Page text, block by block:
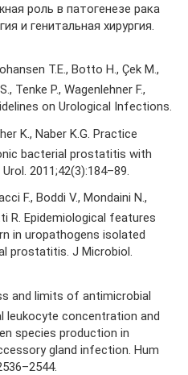
роль в патогенезе рака
и генитальная хирургия.
T.E., Botto H., Çek M.,
Tenke P., Wagenlehner F.,
on Urological Infections.
K., Naber K.G. Practice
bacterial prostatitis with
2011;42(3):184–89.
F., Boddi V., Mondaini N.,
R. Epidemiological features
in uropathogens isolated
prostatitis. J Microbiol.
and limits of antimicrobial
leukocyte concentration and
species production in
gland infection. Hum